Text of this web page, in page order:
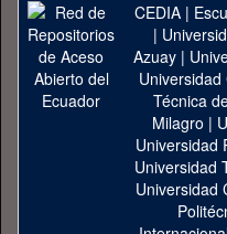
CEDIA|
|
Azuay|
Técnica
Milagro |
Universidad
Universidad
Universidad